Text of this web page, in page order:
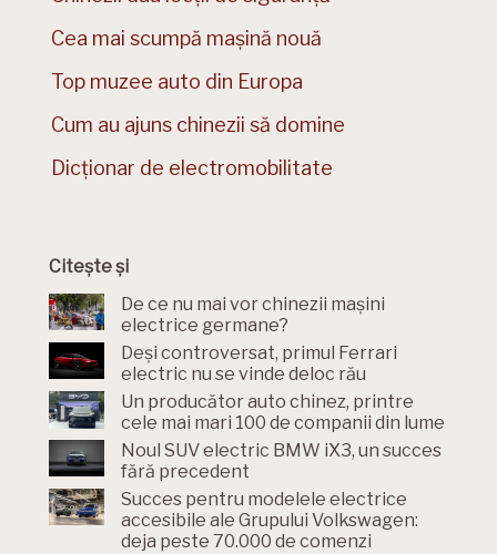
Cea mai scumpă mașină nouă
Top muzee auto din Europa
Cum au ajuns chinezii să domine
Dicționar de electromobilitate
Citește și
De ce nu mai vor chinezii mașini
electrice germane?
Deși controversat, primul Ferrari
electric nu se vinde deloc rău
Un producător auto chinez, printre
cele mai mari 100 de companii din lume
Noul SUV electric BMW iX3, un succes
fără precedent
Succes pentru modelele electrice
accesibile ale Grupului Volkswagen:
deja peste 70.000 de comenzi